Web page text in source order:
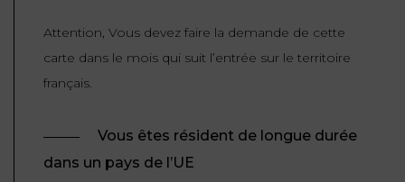
Attention, Vous devez faire la demande de cette
carte dans le mois qui suit l’entrée sur le territoire
français.
Vous êtes résident de longue durée
dans un pays de l’UE